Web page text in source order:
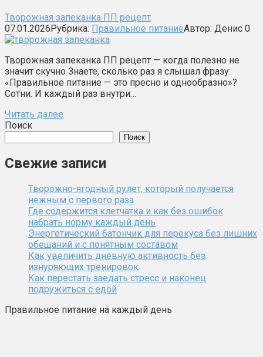
Творожная запеканка ПП рецепт
07.01.2026Рубрика: Правильное питаниеАвтор: Денис 0
Творожная запеканка ПП рецепт — когда полезно не
значит скучно Знаете, сколько раз я слышал фразу:
«Правильное питание — это пресно и однообразно»?
Сотни. И каждый раз внутри…
Читать далее
Поиск
Поиск
Свежие записи
Творожно-ягодный рулет, который получается
нежным с первого раза
Где содержится клетчатка и как без ошибок
набрать норму каждый день
Энергетический батончик для перекуса без лишних
обещаний и с понятным составом
Как увеличить дневную активность без
изнуряющих тренировок
Как перестать заедать стресс и наконец
подружиться с едой
Правильное питание на каждый день